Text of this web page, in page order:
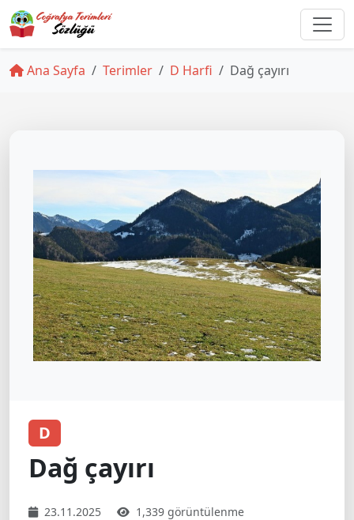
Ana Sayfa Terimler D Harfi Dağ çayırı
D
Dağ çayırı
23.11.2025 1,339 görüntülenme